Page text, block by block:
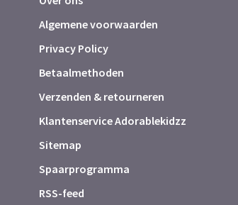
Algemene voorwaarden
Privacy Policy
Betaalmethoden
Verzenden & retourneren
Klantenservice Adorablekidzz
Sitemap
Spaarprogramma
RSS-feed